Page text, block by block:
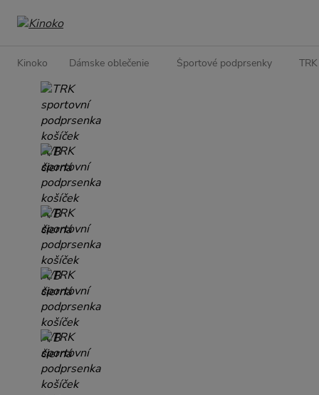
Kinoko Dámske oblečenie Športové podprsenky